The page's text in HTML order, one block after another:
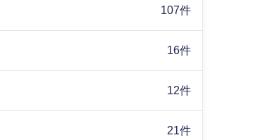
107件
16件
12件
21件